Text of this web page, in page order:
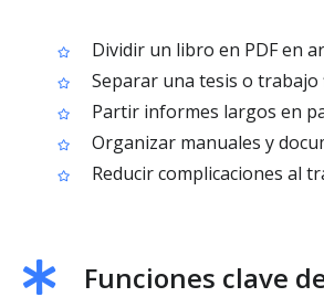
Dividir un libro en PDF en
Separar una tesis o
Partir informes largos en
Organizar manuales y
Reducir complicaciones al
Funciones clave